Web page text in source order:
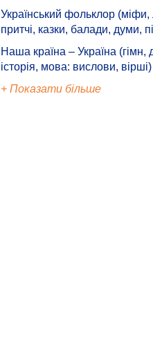
Український фольклор (міфи,
притчі, казки, балади, думи,
Наша країна – Україна
історія, мова: вислови, вірші)
+ Показати більше